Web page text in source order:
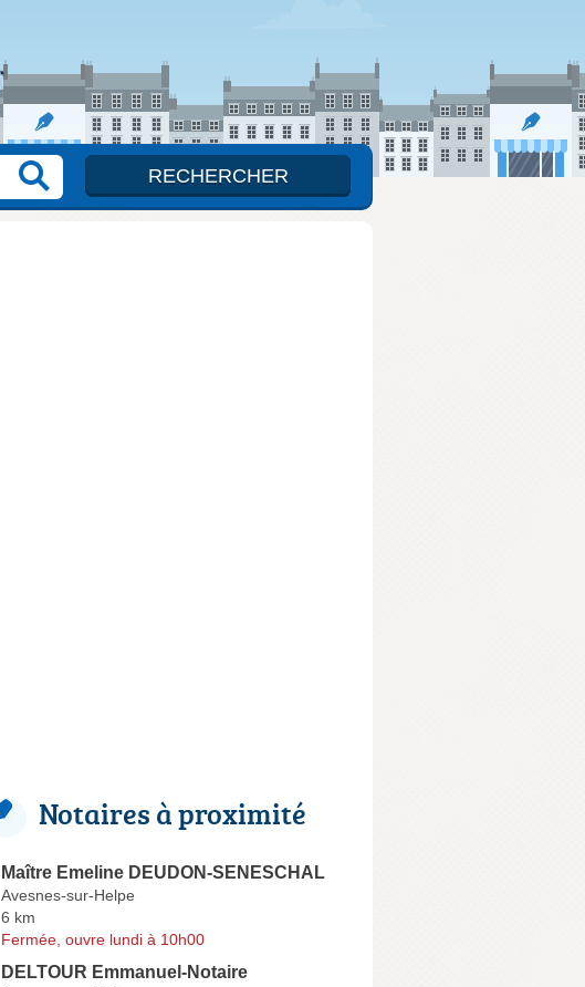
Notaires à proximité
Maître Emeline DEUDON-SENESCHAL
Avesnes-sur-Helpe
6 km
Fermée, ouvre lundi à 10h00
DELTOUR Emmanuel-Notaire